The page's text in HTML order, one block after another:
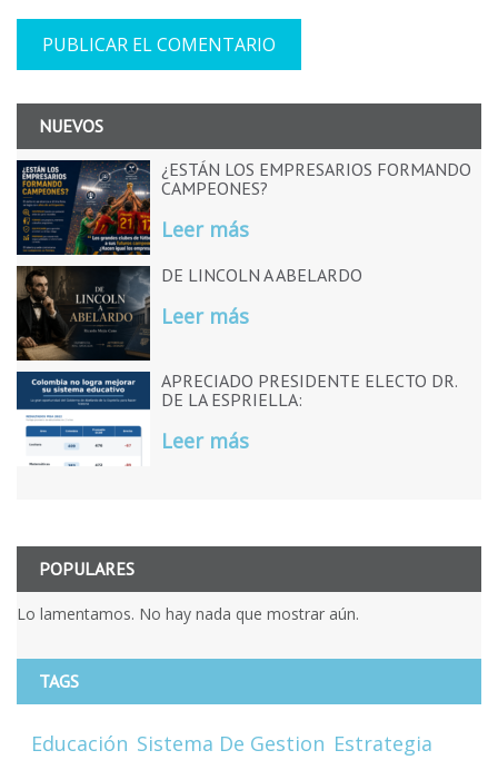
NUEVOS
¿ESTÁN LOS EMPRESARIOS FORMANDO
CAMPEONES?
Leer más
DE LINCOLN A ABELARDO
Leer más
APRECIADO PRESIDENTE ELECTO DR.
DE LA ESPRIELLA:
Leer más
POPULARES
Lo lamentamos. No hay nada que mostrar aún.
TAGS
Educación Sistema De Gestion Estrategia